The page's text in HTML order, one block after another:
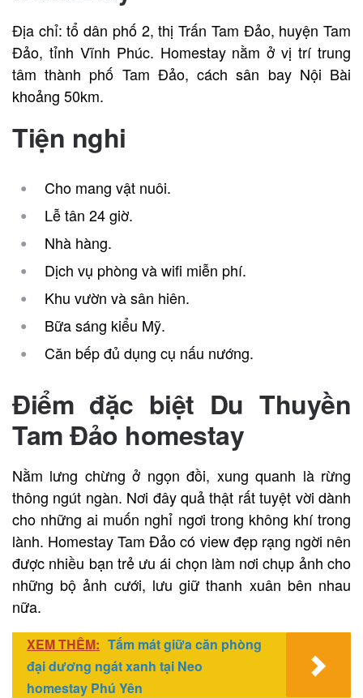
Địa chỉ: tổ dân phố 2, thị Trấn Tam Đảo, huyện Tam
Đảo, tỉnh Vĩnh Phúc. Homestay nằm ở vị trí trung
tâm thành phố Tam Đảo, cách sân bay Nội Bài
khoảng 50km.
Tiện nghi
Cho mang vật nuôi.
Lễ tân 24 giờ.
Nhà hàng.
Dịch vụ phòng và wifi miễn phí.
Khu vườn và sân hiên.
Bữa sáng kiểu Mỹ.
Căn bếp đủ dụng cụ nấu nướng.
Điểm đặc biệt Du Thuyền
Tam Đảo homestay
Nằm lưng chừng ở ngọn đồi, xung quanh là rừng
thông ngút ngàn. Nơi đây quả thật rất tuyệt vời dành
cho những ai muốn nghỉ ngơi trong không khí trong
lành. Homestay Tam Đảo có view đẹp rạng ngời nên
được nhiều bạn trẻ ưu ái chọn làm nơi chụp ảnh cho
những bộ ảnh cưới, lưu giữ thanh xuân bên nhau
nữa.
XEM THÊM: Tắm mát giữa căn phòng
đại dương ngát xanh tại Neo
homestay Phú Yên